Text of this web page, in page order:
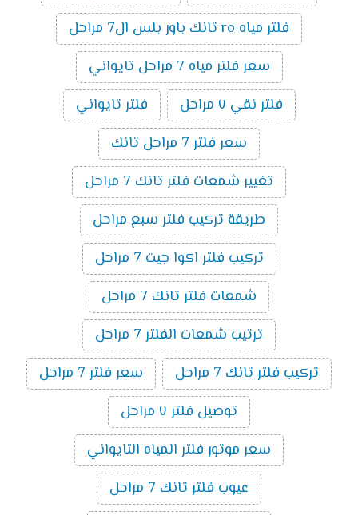
فلتر مياه ro تانك باور بلس ال7 مراحل
سعر فلتر مياه 7 مراحل تايواني
فلتر نقي ٧ مراحل
فلتر تايواني
سعر فلتر 7 مراحل تانك
تغيير شمعات فلتر تانك 7 مراحل
طريقة تركيب فلتر سبع مراحل
تركيب فلتر اكوا جيت 7 مراحل
شمعات فلتر تانك 7 مراحل
ترتيب شمعات الفلتر 7 مراحل
تركيب فلتر تانك 7 مراحل
سعر فلتر 7 مراحل
توصيل فلتر ٧ مراحل
سعر موتور فلتر المياه التايواني
عيوب فلتر تانك 7 مراحل